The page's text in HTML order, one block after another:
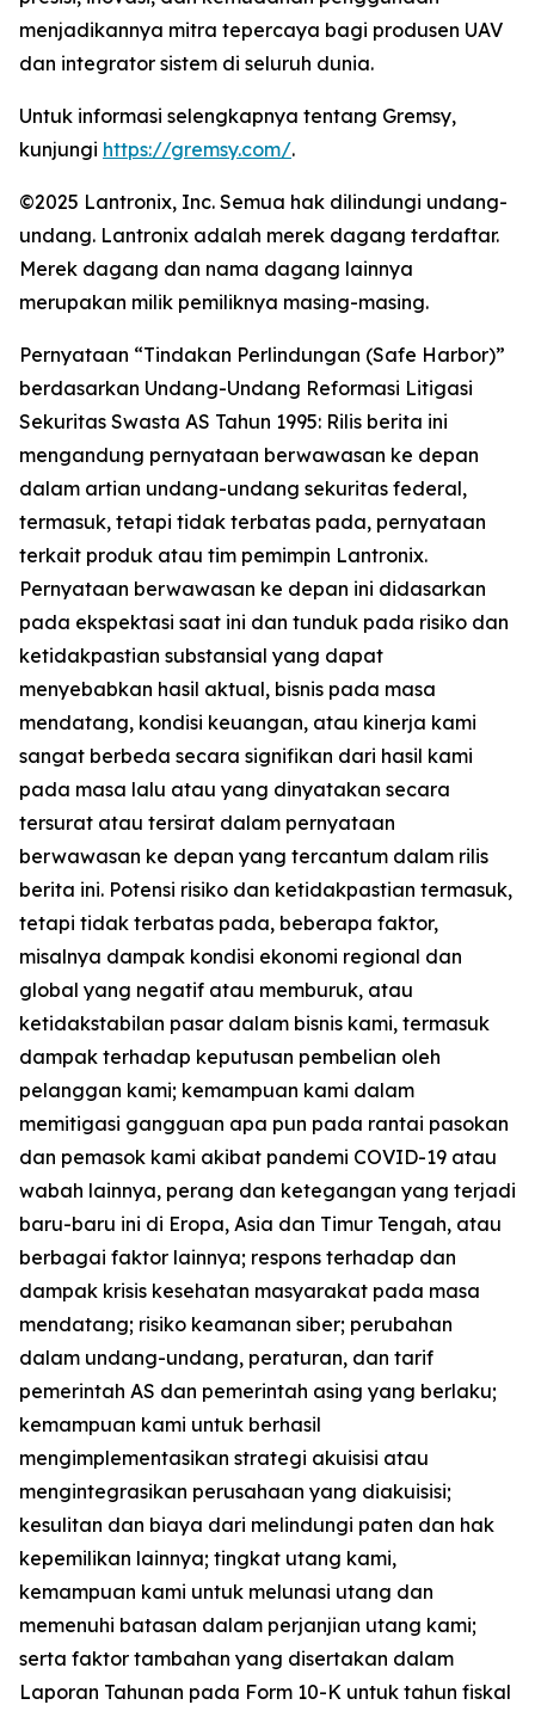
menjadikannya mitra tepercaya bagi produsen UAV
dan integrator sistem di seluruh dunia.
Untuk informasi selengkapnya tentang Gremsy,
kunjungi https://gremsy.com/.
©2025 Lantronix, Inc. Semua hak dilindungi undang-
undang. Lantronix adalah merek dagang terdaftar.
Merek dagang dan nama dagang lainnya
merupakan milik pemiliknya masing-masing.
Pernyataan “Tindakan Perlindungan (Safe Harbor)”
berdasarkan Undang-Undang Reformasi Litigasi
Sekuritas Swasta AS Tahun 1995: Rilis berita ini
mengandung pernyataan berwawasan ke depan
dalam artian undang-undang sekuritas federal,
termasuk, tetapi tidak terbatas pada, pernyataan
terkait produk atau tim pemimpin Lantronix.
Pernyataan berwawasan ke depan ini didasarkan
pada ekspektasi saat ini dan tunduk pada risiko dan
ketidakpastian substansial yang dapat
menyebabkan hasil aktual, bisnis pada masa
mendatang, kondisi keuangan, atau kinerja kami
sangat berbeda secara signifikan dari hasil kami
pada masa lalu atau yang dinyatakan secara
tersurat atau tersirat dalam pernyataan
berwawasan ke depan yang tercantum dalam rilis
berita ini. Potensi risiko dan ketidakpastian termasuk,
tetapi tidak terbatas pada, beberapa faktor,
misalnya dampak kondisi ekonomi regional dan
global yang negatif atau memburuk, atau
ketidakstabilan pasar dalam bisnis kami, termasuk
dampak terhadap keputusan pembelian oleh
pelanggan kami; kemampuan kami dalam
memitigasi gangguan apa pun pada rantai pasokan
dan pemasok kami akibat pandemi COVID-19 atau
wabah lainnya, perang dan ketegangan yang terjadi
baru-baru ini di Eropa, Asia dan Timur Tengah, atau
berbagai faktor lainnya; respons terhadap dan
dampak krisis kesehatan masyarakat pada masa
mendatang; risiko keamanan siber; perubahan
dalam undang-undang, peraturan, dan tarif
pemerintah AS dan pemerintah asing yang berlaku;
kemampuan kami untuk berhasil
mengimplementasikan strategi akuisisi atau
mengintegrasikan perusahaan yang diakuisisi;
kesulitan dan biaya dari melindungi paten dan hak
kepemilikan lainnya; tingkat utang kami,
kemampuan kami untuk melunasi utang dan
memenuhi batasan dalam perjanjian utang kami;
serta faktor tambahan yang disertakan dalam
Laporan Tahunan pada Form 10-K untuk tahun fiskal